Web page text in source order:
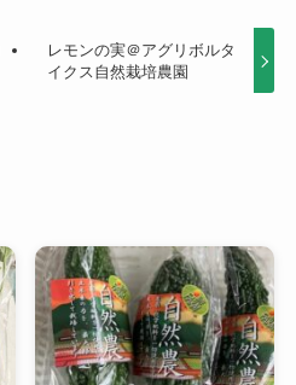
レモンの実＠アグリボルタ
イクス自然栽培農園